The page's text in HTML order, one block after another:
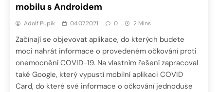
mobilu s Androidem
Adolf Pupík 04.07.2021 0 2 Mins
Začínají se objevovat aplikace, do kterých budete
moci nahrát informace o provedeném očkování proti
onemocnění COVID-19. Na vlastním řešení zapracoval
také Google, který vypustí mobilní aplikaci COVID
Card, do které své informace o očkování jednoduše